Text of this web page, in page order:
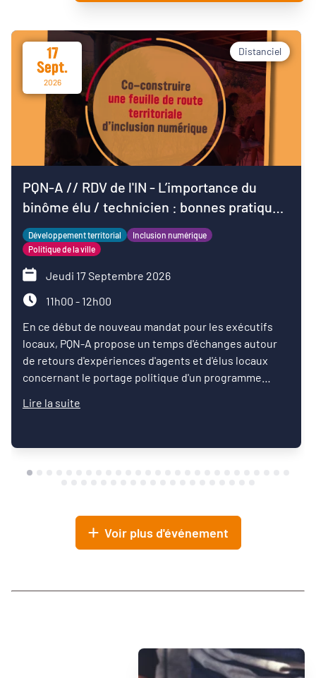
17
Sept.
2026
Distanciel
PQN-A // RDV de l'IN - L’importance du
binôme élu / technicien : bonnes pratiques
pour démarrer le mandat
Développement territorial
Inclusion numérique
Politique de la ville
Jeudi 17 Septembre 2026
11h00 - 12h00
En ce début de nouveau mandat pour les exécutifs
locaux, PQN-A propose un temps d'échanges autour
de retours d'expériences d'agents et d'élus locaux
concernant le portage politique d'un programme
Lire la suite
Voir plus d'événement